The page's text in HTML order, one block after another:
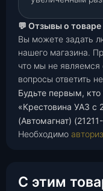
💬 Отзывы о товаре
Вы можете задать
нашего магазина.
что мы не являемся
вопросы ответить
Будьте первым, кто
«Крестовина УАЗ с
(Автомагнат)
Необходимо
С этим